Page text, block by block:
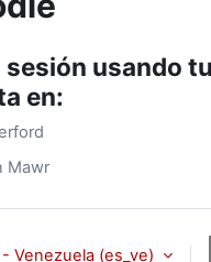
sesión usando tu
en:
Mawr
Venezuela ‎(es_ve)‎